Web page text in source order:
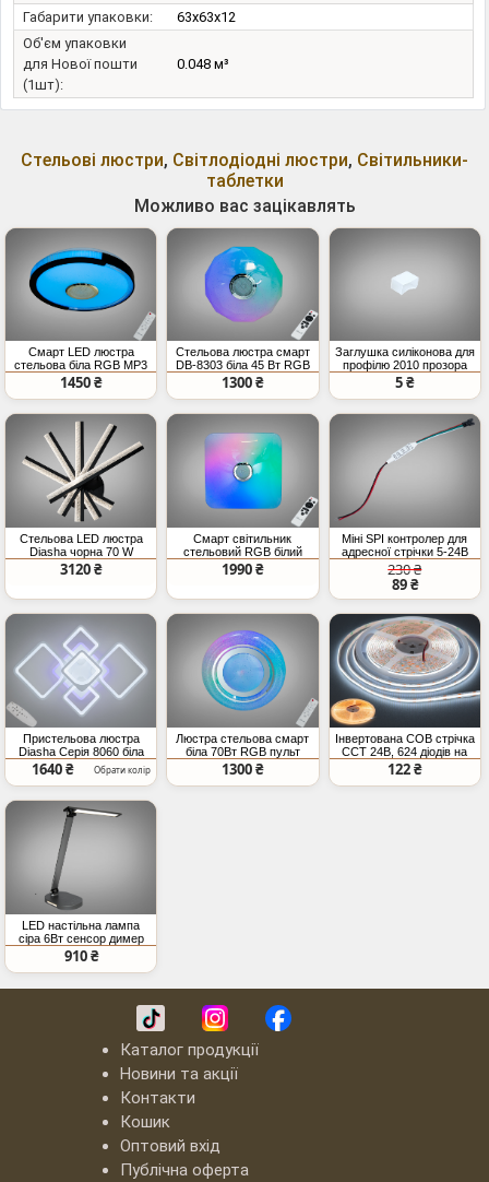
Габарити упаковки:
63x63x12
Об'єм упаковки
для Нової пошти
(1шт):
0.048 м³
Стельові люстри, Світлодіодні люстри, Світильники-
таблетки
Можливо вас зацікавлять
Смарт LED люстра
стельова біла RGB MP3
70 Вт
1450 ₴
Стельова люстра смарт
DB-8303 біла 45 Вт RGB
Bluetooth колонка TUYA
пульт
1300 ₴
Заглушка силіконова для
профілю 2010 прозора
5 ₴
Стельова LED люстра
Diasha чорна 70 W
3120 ₴
Смарт світильник
стельовий RGB білий
80Вт BT
1990 ₴
Міні SPI контролер для
адресної стрічки 5-24В
230 ₴
89 ₴
Пристельова люстра
Diasha Серія 8060 біла
LED 95Вт пульт дімер
1640 ₴ Обрати колір
Люстра стельова смарт
біла 70Вт RGB пульт
12м²
1300 ₴
Інвертована COB стрічка
CCT 24В, 624 діодів на
метр, 8мм,
теплий+холодний
122 ₴
LED настільна лампа
сіра 6Вт сенсор димер
910 ₴
Каталог продукції
Новини та акції
Контакти
Кошик
Оптовий вхід
Публічна оферта